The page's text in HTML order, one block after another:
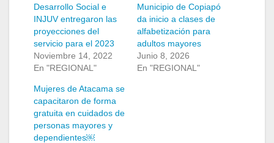
Desarrollo Social e
INJUV entregaron las
proyecciones del
servicio para el 2023
Noviembre 14, 2022
En "REGIONAL"
Municipio de Copiapó
da inicio a clases de
alfabetización para
adultos mayores
Junio 8, 2026
En "REGIONAL"
Mujeres de Atacama se
capacitaron de forma
gratuita en cuidados de
personas mayores y
dependientes￼